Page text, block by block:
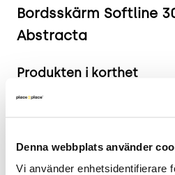
Denna webbplats använder
Vi använder enhetsidentifierare
Bordsskärm Softline
Abstracta
Produkten i korthet
Färg: Blå
2 års garanti